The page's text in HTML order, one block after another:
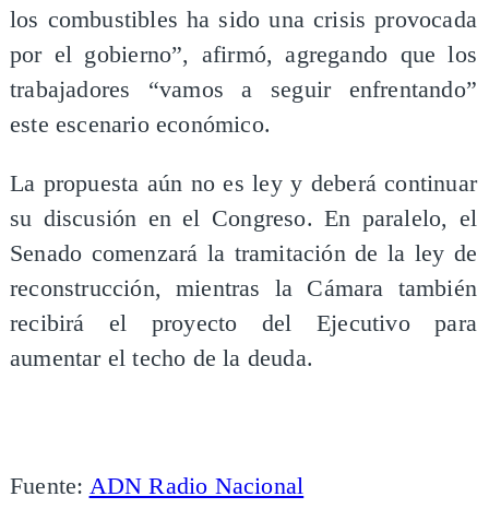
los combustibles ha sido una crisis provocada
por el gobierno”, afirmó, agregando que los
trabajadores “vamos a seguir enfrentando”
este escenario económico.
La propuesta aún no es ley y deberá continuar
su discusión en el Congreso. En paralelo, el
Senado comenzará la tramitación de la ley de
reconstrucción, mientras la Cámara también
recibirá el proyecto del Ejecutivo para
aumentar el techo de la deuda.
Fuente: ADN Radio Nacional